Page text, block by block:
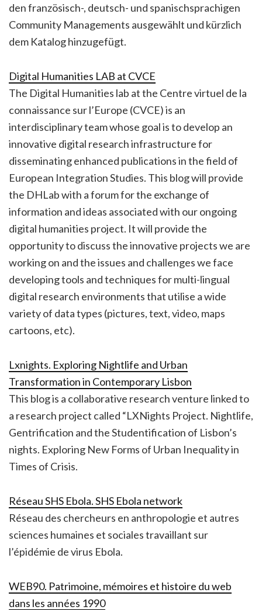
den französisch-, deutsch- und spanischsprachigen
Community Managements ausgewählt und kürzlich
dem Katalog hinzugefügt.
Digital Humanities LAB at CVCE
The Digital Humanities lab at the Centre virtuel de la
connaissance sur l’Europe (CVCE) is an
interdisciplinary team whose goal is to develop an
innovative digital research infrastructure for
disseminating enhanced publications in the field of
European Integration Studies. This blog will provide
the DHLab with a forum for the exchange of
information and ideas associated with our ongoing
digital humanities project. It will provide the
opportunity to discuss the innovative projects we are
working on and the issues and challenges we face
developing tools and techniques for multi-lingual
digital research environments that utilise a wide
variety of data types (pictures, text, video, maps
cartoons, etc).
Lxnights. Exploring Nightlife and Urban
Transformation in Contemporary Lisbon
This blog is a collaborative research venture linked to
a research project called “LXNights Project. Nightlife,
Gentrification and the Studentification of Lisbon’s
nights. Exploring New Forms of Urban Inequality in
Times of Crisis.
Réseau SHS Ebola. SHS Ebola network
Réseau des chercheurs en anthropologie et autres
sciences humaines et sociales travaillant sur
l’épidémie de virus Ebola.
WEB90. Patrimoine, mémoires et histoire du web
dans les années 1990